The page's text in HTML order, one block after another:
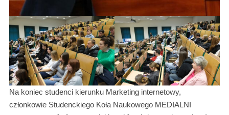
Na koniec studenci kierunku Marketing internetowy,
członkowie Studenckiego Koła Naukowego MEDIALNI